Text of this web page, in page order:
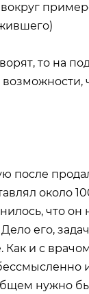
то на
после
около
что он
его,
и с
нужно